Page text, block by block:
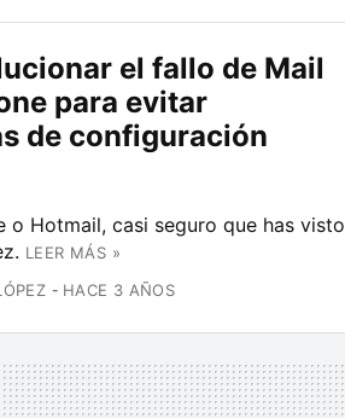
el fallo de Mail
para evitar
de configuración
o Hotmail, casi seguro que has visto
LEER MÁS »
HACE 3 AÑOS